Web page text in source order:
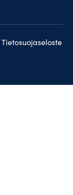
Tietosuojaseloste